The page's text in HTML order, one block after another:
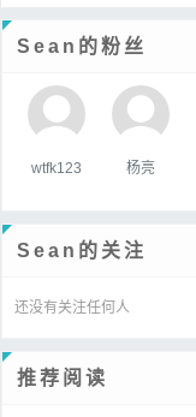
Sean的粉丝
wtfk123 杨亮
Sean的关注
还没有关注任何人
推荐阅读